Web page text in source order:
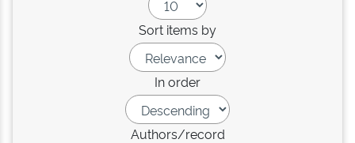
Sort items by
In order
Authors/record